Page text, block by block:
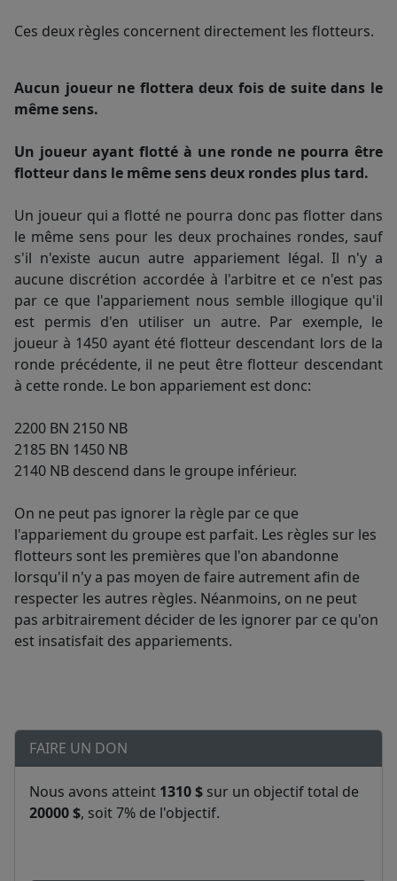
Ces deux règles concernent directement les flotteurs.
Aucun joueur ne flottera deux fois de suite dans le
même sens.
Un joueur ayant flotté à une ronde ne pourra être
flotteur dans le même sens deux rondes plus tard.
Un joueur qui a flotté ne pourra donc pas flotter dans
le même sens pour les deux prochaines rondes, sauf
s'il n'existe aucun autre appariement légal. Il n'y a
aucune discrétion accordée à l'arbitre et ce n'est pas
par ce que l'appariement nous semble illogique qu'il
est permis d'en utiliser un autre. Par exemple, le
joueur à 1450 ayant été flotteur descendant lors de la
ronde précédente, il ne peut être flotteur descendant
à cette ronde. Le bon appariement est donc:
2200 BN 2150 NB
2185 BN 1450 NB
2140 NB descend dans le groupe inférieur.
On ne peut pas ignorer la règle par ce que
l'appariement du groupe est parfait. Les règles sur les
flotteurs sont les premières que l'on abandonne
lorsqu'il n'y a pas moyen de faire autrement afin de
respecter les autres règles. Néanmoins, on ne peut
pas arbitrairement décider de les ignorer par ce qu'on
est insatisfait des appariements.
FAIRE UN DON
Nous avons atteint 1310 $ sur un objectif total de
20000 $, soit 7% de l'objectif.